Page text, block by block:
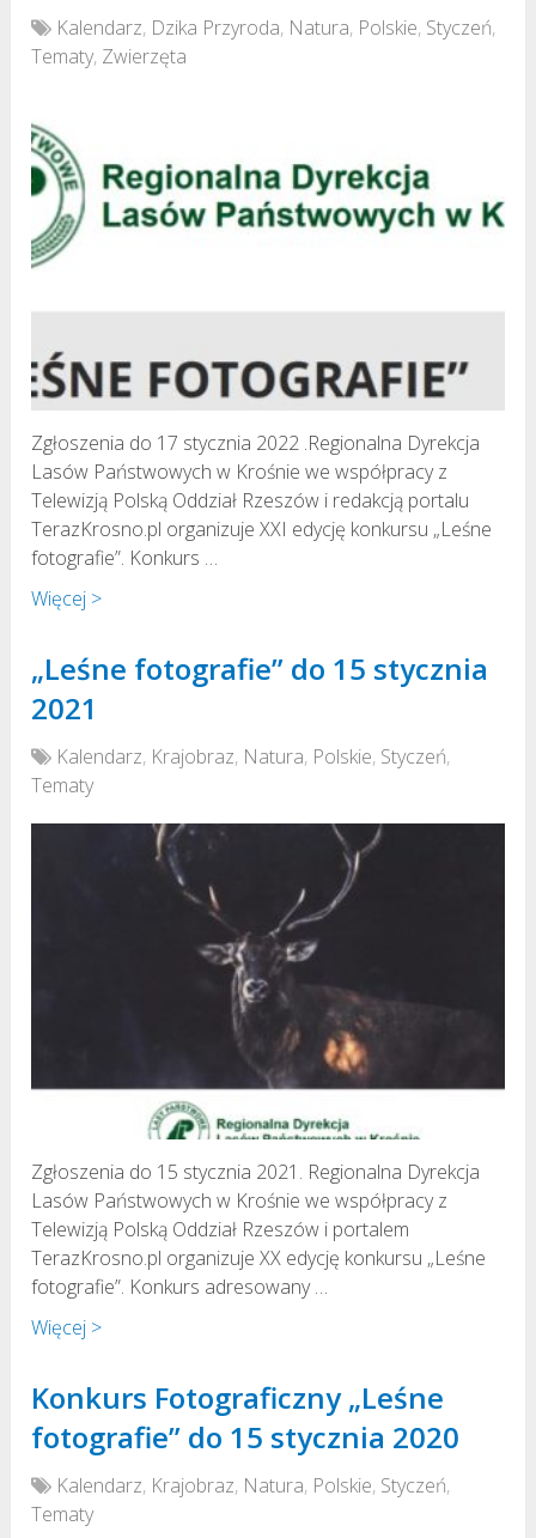
Kalendarz, Dzika Przyroda, Natura, Polskie, Styczeń,
Tematy, Zwierzęta
Zgłoszenia do 17 stycznia 2022 .Regionalna Dyrekcja
Lasów Państwowych w Krośnie we współpracy z
Telewizją Polską Oddział Rzeszów i redakcją portalu
TerazKrosno.pl organizuje XXI edycję konkursu „Leśne
fotografie”. Konkurs …
Więcej >
„Leśne fotografie” do 15 stycznia
2021
Kalendarz, Krajobraz, Natura, Polskie, Styczeń,
Tematy
Zgłoszenia do 15 stycznia 2021. Regionalna Dyrekcja
Lasów Państwowych w Krośnie we współpracy z
Telewizją Polską Oddział Rzeszów i portalem
TerazKrosno.pl organizuje XX edycję konkursu „Leśne
fotografie”. Konkurs adresowany …
Więcej >
Konkurs Fotograficzny „Leśne
fotografie” do 15 stycznia 2020
Kalendarz, Krajobraz, Natura, Polskie, Styczeń,
Tematy